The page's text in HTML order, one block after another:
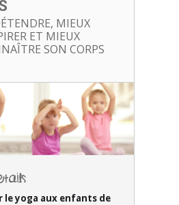
MIEUX
ET MIEUX
SON CORPS
le yoga aux enfants de